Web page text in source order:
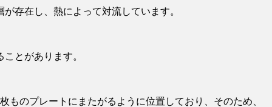
存在し、熱によって対流しています。
とがあります。
ものプレートにまたがるように位置しており、そのため、